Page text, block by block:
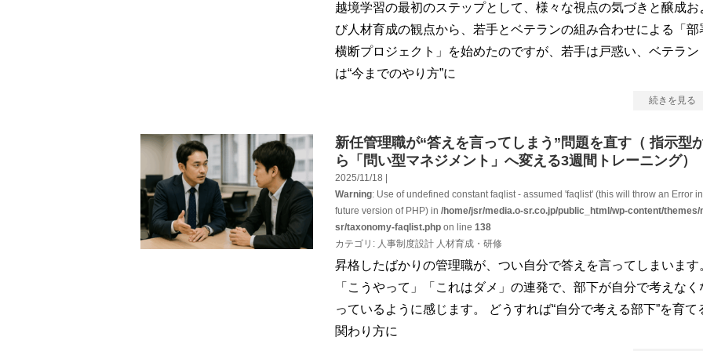
越境学習の最初のステップとして、様々な視点の気づきと醸成お
び人材育成の観点から、若手とベテランの組み合わせによる「部
横断プロジェクト」を始めたのですが、若手は戸惑い、ベテラン
は“今までのやり方”に
続きを見る
新任管理職が“答えを言ってしまう”問題を直す（ 指示型
ら「問い型マネジメント」へ変える3週間トレーニング）
2025/11/18 |
Warning: Use of undefined constant faqlist - assumed 'faqlist' (this will throw an Error
future version of PHP) in /home/jsr/media.o-sr.co.jp/public_html/wp-content/themes/
sr/taxonomy-faqlist.php on line 138
カテゴリ: 人事制度設計 人材育成・研修
昇格したばかりの管理職が、つい自分で答えを言ってしまいます
「こうやって」「これはダメ」の連発で、部下が自分で考えなく
っているように感じます。 どうすれば“自分で考える部下”を育て
関わり方に